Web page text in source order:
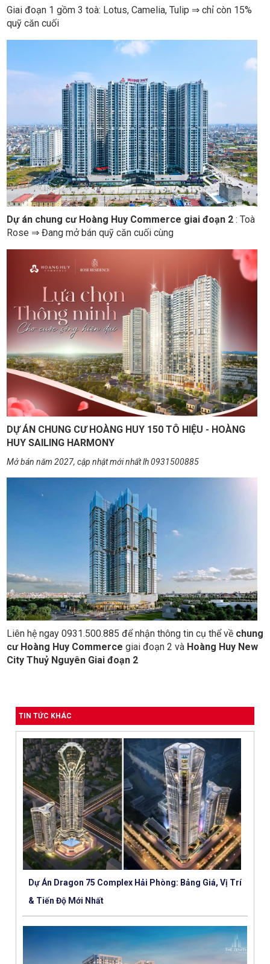
Giai đoạn 1 gồm 3 toà: Lotus, Camelia, Tulip ⇒ chỉ còn 15%
quỹ căn cuối
Dự án chung cư Hoàng Huy Commerce giai đoạn 2: Toà
Rose ⇒ Đang mở bán quỹ căn cuối cùng
DỰ ÁN CHUNG CƯ HOÀNG HUY 150 TÔ HIỆU - HOÀNG
HUY SAILING HARMONY
Mở bán năm 2027, cập nhật mới nhất lh 0931500885
Liên hệ ngay 0931.500.885 để nhận thông tin cụ thể về chung
cư Hoàng Huy Commerce giai đoạn 2 và Hoàng Huy New
City Thuỷ Nguyên Giai đoạn 2
TIN TỨC KHÁC
Dự Án Dragon 75 Complex Hải Phòng: Bảng Giá, Vị Trí
& Tiến Độ Mới Nhất